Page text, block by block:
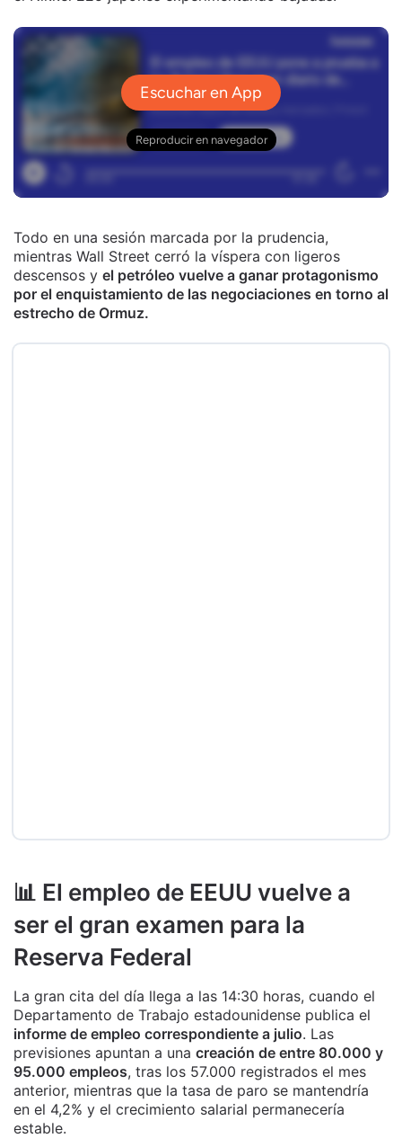
Todo en una sesión marcada por la prudencia,
mientras Wall Street cerró la víspera con ligeros
descensos y el petróleo vuelve a ganar protagonismo
por el enquistamiento de las negociaciones en torno al
estrecho de Ormuz.
📊 El empleo de EEUU vuelve a
ser el gran examen para la
Reserva Federal
La gran cita del día llega a las 14:30 horas, cuando el
Departamento de Trabajo estadounidense publica el
informe de empleo correspondiente a julio. Las
previsiones apuntan a una creación de entre 80.000 y
95.000 empleos, tras los 57.000 registrados el mes
anterior, mientras que la tasa de paro se mantendría
en el 4,2% y el crecimiento salarial permanecería
estable.